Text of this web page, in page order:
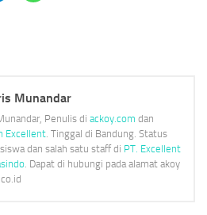
share
Munandar
Penulis di ackoy.com dan
Excellent. Tinggal di Bandung. Status
dan salah satu staff di PT. Excellent
. Dapat di hubungi pada alamat akoy